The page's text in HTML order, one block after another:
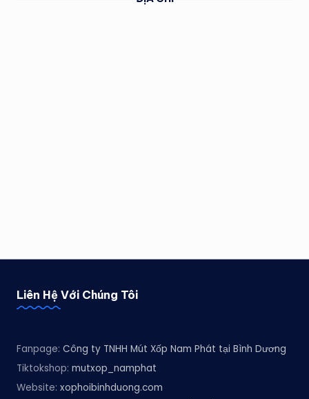
Liên Hệ Với Chúng Tôi
Fanpage: Công ty TNHH Mút Xốp Nam Phát tại Bình Dương
Tiktokshop: mutxop_namphat
Website: xophoibinhduong.com